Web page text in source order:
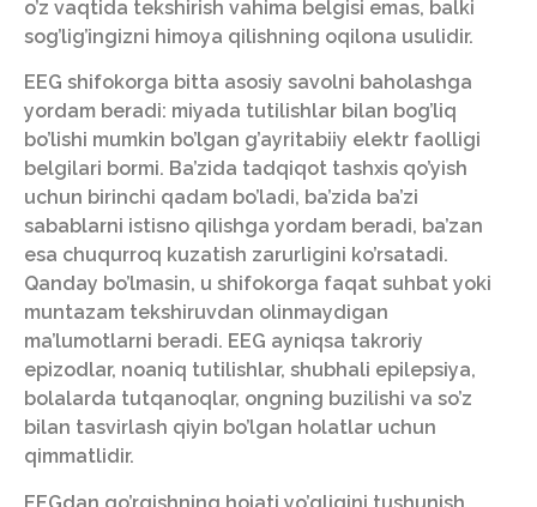
o’z vaqtida tekshirish vahima belgisi emas, balki
sog’lig’ingizni himoya qilishning oqilona usulidir.
EEG shifokorga bitta asosiy savolni baholashga
yordam beradi: miyada tutilishlar bilan bog’liq
bo’lishi mumkin bo’lgan g’ayritabiiy elektr faolligi
belgilari bormi. Ba’zida tadqiqot tashxis qo’yish
uchun birinchi qadam bo’ladi, ba’zida ba’zi
sabablarni istisno qilishga yordam beradi, ba’zan
esa chuqurroq kuzatish zarurligini ko’rsatadi.
Qanday bo’lmasin, u shifokorga faqat suhbat yoki
muntazam tekshiruvdan olinmaydigan
ma’lumotlarni beradi. EEG ayniqsa takroriy
epizodlar, noaniq tutilishlar, shubhali epilepsiya,
bolalarda tutqanoqlar, ongning buzilishi va so’z
bilan tasvirlash qiyin bo’lgan holatlar uchun
qimmatlidir.
EEGdan qo’rqishning hojati yo’qligini tushunish